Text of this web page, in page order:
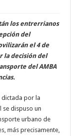
los entrerrianos
del
el 4 de
la decisión del
del AMBA
dictada por la
se dispuso un
urbano de
más precisamente,